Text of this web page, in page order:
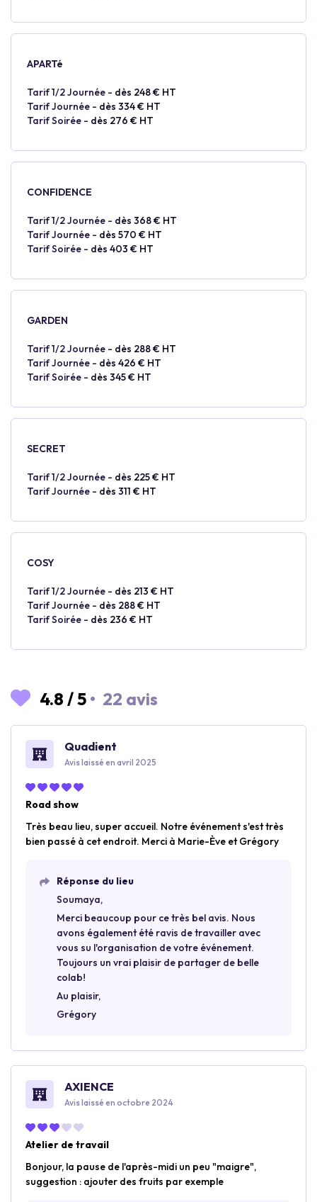
APARTé
Tarif 1/2 Journée - dès 248 € HT
Tarif Journée - dès 334 € HT
Tarif Soirée - dès 276 € HT
CONFIDENCE
Tarif 1/2 Journée - dès 368 € HT
Tarif Journée - dès 570 € HT
Tarif Soirée - dès 403 € HT
GARDEN
Tarif 1/2 Journée - dès 288 € HT
Tarif Journée - dès 426 € HT
Tarif Soirée - dès 345 € HT
SECRET
Tarif 1/2 Journée - dès 225 € HT
Tarif Journée - dès 311 € HT
COSY
Tarif 1/2 Journée - dès 213 € HT
Tarif Journée - dès 288 € HT
Tarif Soirée - dès 236 € HT
4.8 /5 • 22 avis
Quadient
Avis laissé en avril 2025
Road show
Très beau lieu, super accueil. Notre événement s'est très
bien passé à cet endroit. Merci à Marie-Ève et Grégory
Réponse du lieu
Soumaya,
Merci beaucoup pour ce très bel avis. Nous
avons également été ravis de travailler avec
vous su l'organisation de votre événement.
Toujours un vrai plaisir de partager de belle
colab!
Au plaisir,
Grégory
AXIENCE
Avis laissé en octobre 2024
Atelier de travail
Bonjour, la pause de l'après-midi un peu "maigre",
suggestion : ajouter des fruits par exemple